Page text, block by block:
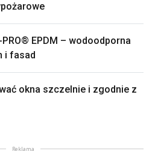
EPDM – wodoodporna
i fasad
okna szczelnie i zgodnie z
Reklama